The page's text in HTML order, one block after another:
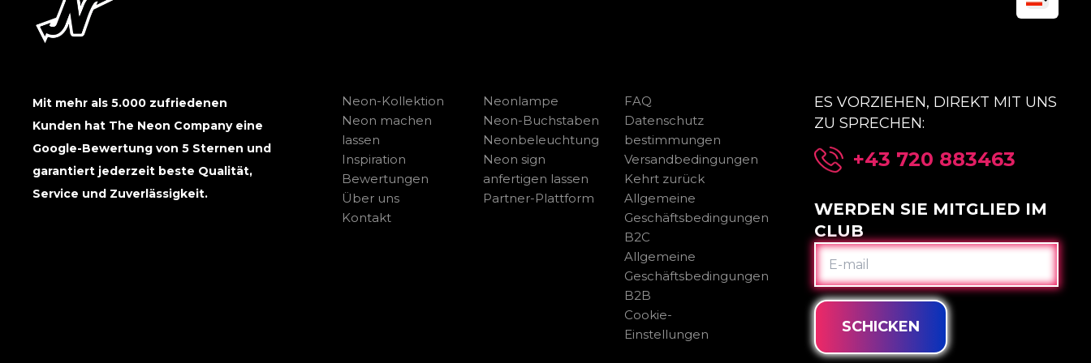
Mit mehr als 5.000 zufriedenen
Kunden hat The Neon Company eine
Google-Bewertung von 5 Sternen und
garantiert jederzeit beste Qualität,
Service und Zuverlässigkeit.
Neon-Kollektion
Neon machen
lassen
Inspiration
Bewertungen
Über uns
Kontakt
Neonlampe
Neon-Buchstaben
Neonbeleuchtung
Neon sign
anfertigen lassen
Partner-Plattform
FAQ
Datenschutz
bestimmungen
Versandbedingungen
Kehrt zurück
Allgemeine
Geschäftsbedingungen
B2C
Allgemeine
Geschäftsbedingungen
B2B
Cookie-
Einstellungen
ES VORZIEHEN, DIREKT MIT UNS
ZU SPRECHEN:
+43 720 883463
WERDEN SIE MITGLIED IM
CLUB
E-
MAIL
SCHICKEN